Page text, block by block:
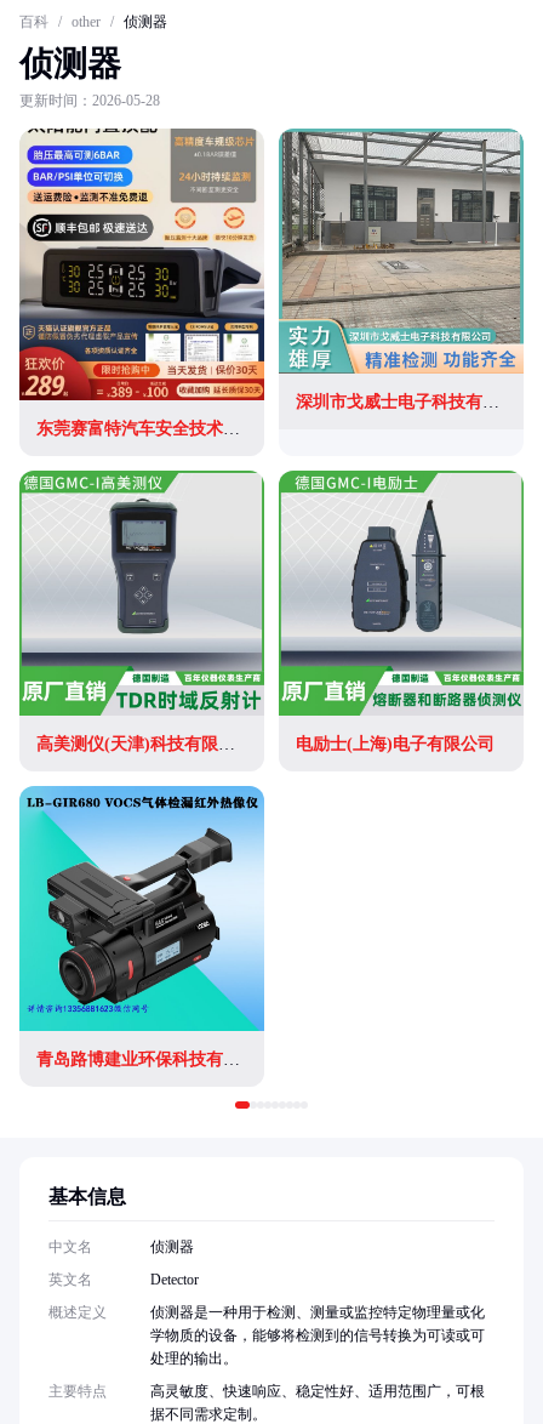
百科 / other / 侦测器
侦测器
更新时间：2026-05-28
东莞赛富特汽车安全技术有限公司
深圳市戈威士电子科技有限公司
高美测仪(天津)科技有限公司 电励士(上海)电子有限公司
青岛路博建业环保科技有限公司
基本信息
中文名
侦测器
英文名
Detector
概述定义
侦测器是一种用于检测、测量或监控特定物理量或化
学物质的设备，能够将检测到的信号转换为可读或可
处理的输出。
主要特点
高灵敏度、快速响应、稳定性好、适用范围广，可根
据不同需求定制。